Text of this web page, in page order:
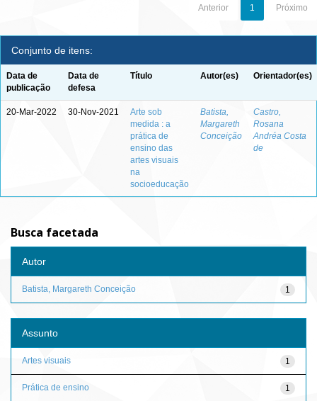
Anterior 1 Próximo
Conjunto de itens:
Data de
publicação
Data de
defesa
Título Autor(es) Orientador(es)
20-Mar-2022 30-Nov-2021
Arte sob
medida : a
prática de
ensino das
artes visuais
na
socioeducação
Batista,
Margareth
Conceição
Castro,
Rosana
Andréa Costa
de
Busca facetada
Autor
1
Batista, Margareth Conceição
Assunto
1
Artes visuais
1
Prática de ensino